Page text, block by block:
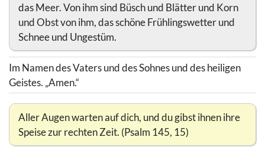
das Meer. Von ihm sind Büsch und Blätter und Korn
und Obst von ihm, das schöne Frühlingswetter und
Schnee und Ungestüm.
Im Namen des Vaters und des Sohnes und des heiligen
Geistes. „Amen.“
Aller Augen warten auf dich, und du gibst ihnen ihre
Speise zur rechten Zeit. (Psalm 145, 15)